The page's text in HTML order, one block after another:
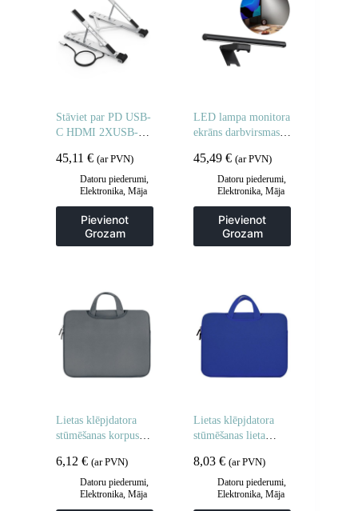
Stāviet par PD USB-
C HDMI 2XUSB-A
1XTF melnais
klēpjdators
45,11 € (ar PVN)
Datoru piederumi,
Elektronika, Māja
Pievienot
Grozam
LED lampa monitora
ekrāns darbvirsmas
apgaismojumam
melns i-wok2
45,49€ (ar PVN)
Datoru piederumi,
Elektronika,Māja
Pievienot
Grozam
Lietas klēpjdatora
stūmēšanas korpusa
pelēks
6,12 € (ar PVN)
Datoru piederumi
Elektronika Māja
Lietas klēpjdatora
stūmēšanas lieta
Navy Blue
8,03€ (ar PVN)
Datoru piederumi
Elektronika ,Māja